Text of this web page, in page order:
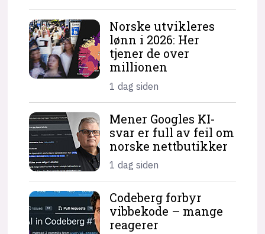
Norske utvikleres
lønn i 2026: Her
tjener de over
millionen
1 dag siden
Mener Googles KI-
svar er full av feil om
norske nettbutikker
1 dag siden
Codeberg forbyr
vibbekode – mange
reagerer